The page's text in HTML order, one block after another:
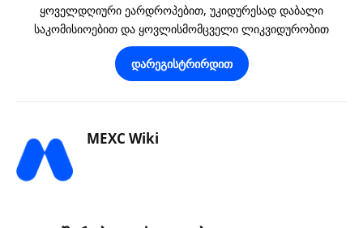
ყოველდღიური ეარდროპებით, უკიდურესად დაბალი
საკომისიოებით და ყოვლისმომცველი ლიკვიდურობით
დარეგისტრირდით
MEXC Wiki